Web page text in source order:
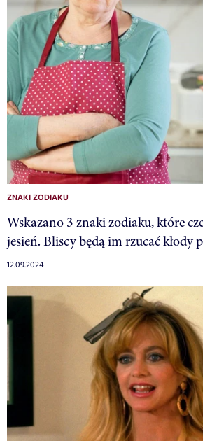
ZNAKI ZODIAKU
Wskazano 3 znaki zodiaku, które
jesień. Bliscy będą im rzucać kłody
12.09.2024